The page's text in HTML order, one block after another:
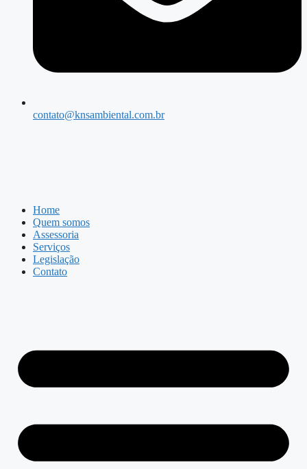
contato@knsambiental.com.br
Home
Quem somos
Assessoria
Serviços
Legislação
Contato